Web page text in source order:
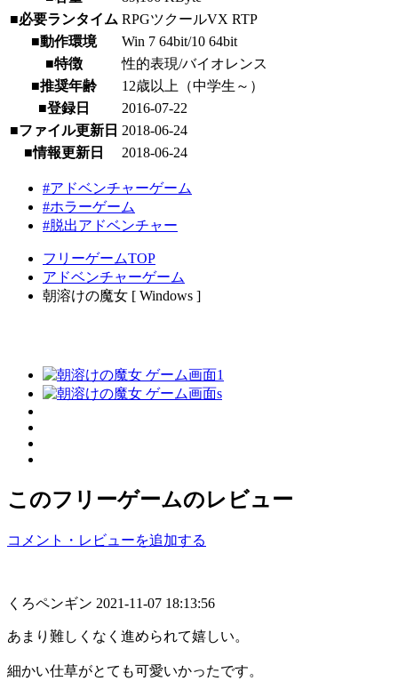
■必要ランタイム RPGツクールVX RTP
■動作環境
Win 7 64bit/10 64bit
■特徴
性的表現/バイオレンス
■推奨年齢
12歳以上（中学生～）
■登録日
2016-07-22
■ファイル更新日 2018-06-24
■情報更新日
2018-06-24
#アドベンチャーゲーム
#ホラーゲーム
#脱出アドベンチャー
フリーゲームTOP
アドベンチャーゲーム
朝溶けの魔女 [ Windows ]
このフリーゲームのレビュー
コメント・レビューを追加する
くろペンギン 2021-11-07 18:13:56
あまり難しくなく進められて嬉しい。
細かい仕草がとても可愛いかったです。